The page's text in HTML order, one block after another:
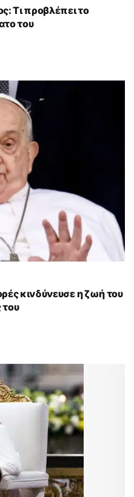
Τι προβλέπει το
του
κινδύνευσε η ζωή του
του